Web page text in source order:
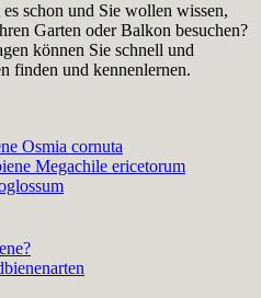
schon und Sie wollen wissen,
Garten oder Balkon besuchen?
können Sie schnell und
finden und kennenlernen.
Osmia cornuta
Megachile ericetorum